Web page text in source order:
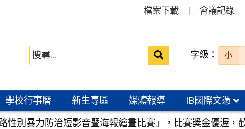
檔案下載 會議記錄
送出 字級： 小
學校行事曆 新生專區 媒體報導 IB國際文憑
性別暴力防治短影音暨海報繪畫比賽」，比賽獎金優渥，